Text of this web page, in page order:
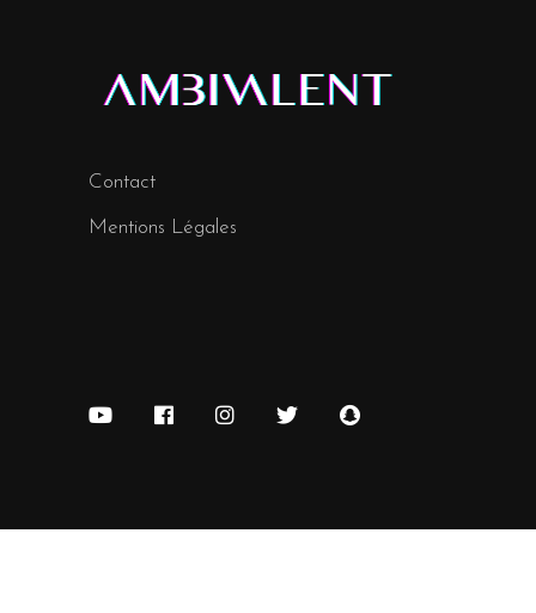
Contact
Mentions Légales